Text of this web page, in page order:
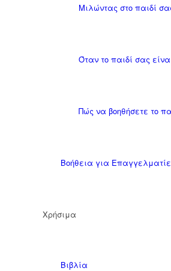
Μιλώντας στο παιδί
Όταν το παιδί σας
Πώς να βοηθήσετε το
Βοήθεια για
Χρήσιμα
Βιβλία